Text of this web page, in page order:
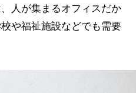
人が集まるオフィスだか
や福祉施設などでも需要